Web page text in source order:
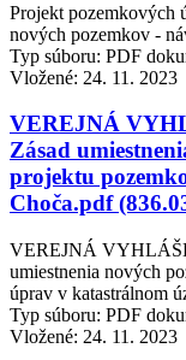
Projekt pozemkových
nových pozemkov -
Typ súboru: PDF
Vložené: 24. 11. 2023
VEREJNÁ
Zásad
projektu
Choča.pdf
VEREJNÁ
umiestnenia nových
úprav v katastrálnom
Typ súboru: PDF
Vložené: 24. 11. 2023